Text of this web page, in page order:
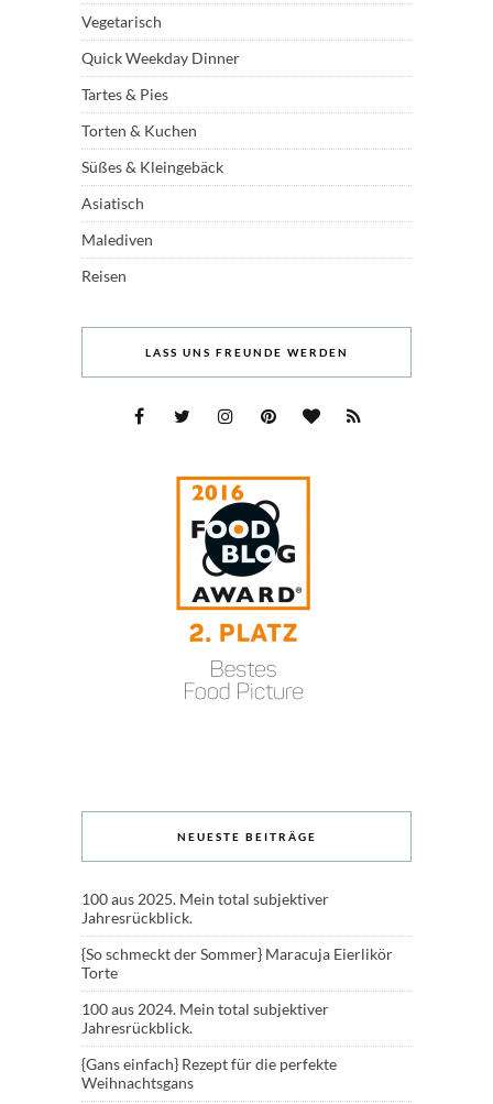
Vegetarisch
Quick Weekday Dinner
Tartes & Pies
Torten & Kuchen
Süßes & Kleingebäck
Asiatisch
Malediven
Reisen
LASS UNS FREUNDE WERDEN
NEUESTE BEITRÄGE
100 aus 2025. Mein total subjektiver
Jahresrückblick.
{So schmeckt der Sommer} Maracuja Eierlikör
Torte
100 aus 2024. Mein total subjektiver
Jahresrückblick.
{Gans einfach} Rezept für die perfekte
Weihnachtsgans